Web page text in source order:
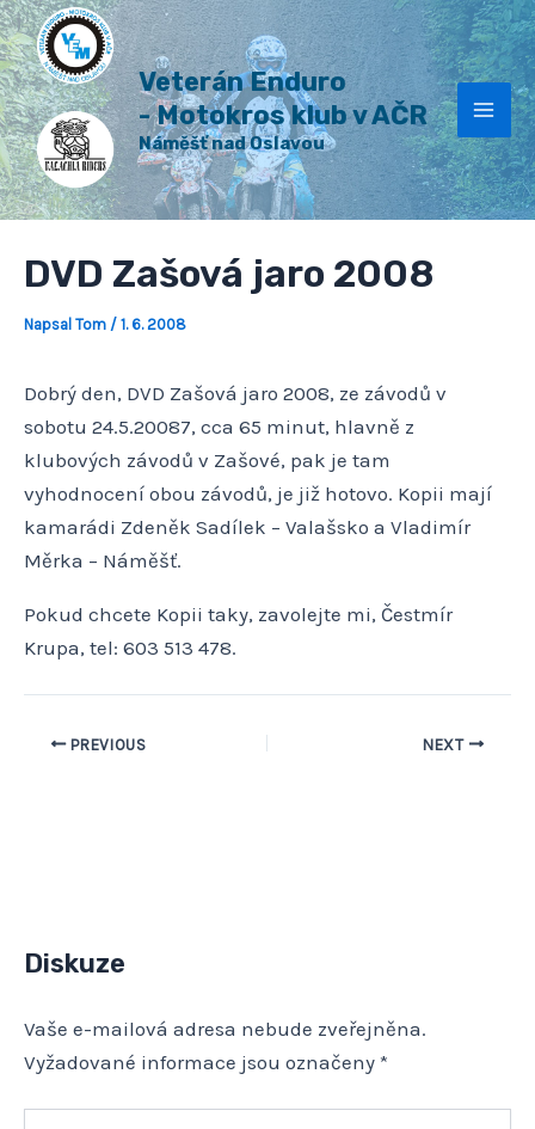
Přeskočit
na
obsah
Veterán Enduro
- Motokros klub v AČR
Náměšť nad Oslavou
DVD Zašová jaro 2008
Napsal Tom / 1. 6. 2008
Dobrý den, DVD Zašová jaro 2008, ze závodů v
sobotu 24.5.20087, cca 65 minut, hlavně z
klubových závodů v Zašové, pak je tam
vyhodnocení obou závodů, je již hotovo. Kopii mají
kamarádi Zdeněk Sadílek – Valašsko a Vladimír
Měrka – Náměšť.
Pokud chcete Kopii taky, zavolejte mi, Čestmír
Krupa, tel: 603 513 478.
Post
navigation
PREVIOUS NEXT
Diskuze
Vaše e-mailová adresa nebude zveřejněna.
Vyžadované informace jsou označeny *
H
l
e
d
a
t